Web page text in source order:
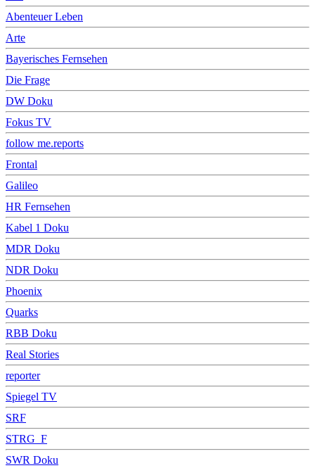
Abenteuer Leben
Arte
Bayerisches Fernsehen
Die Frage
DW Doku
Fokus TV
follow me.reports
Frontal
Galileo
HR Fernsehen
Kabel 1 Doku
MDR Doku
NDR Doku
Phoenix
Quarks
RBB Doku
Real Stories
reporter
Spiegel TV
SRF
STRG_F
SWR Doku